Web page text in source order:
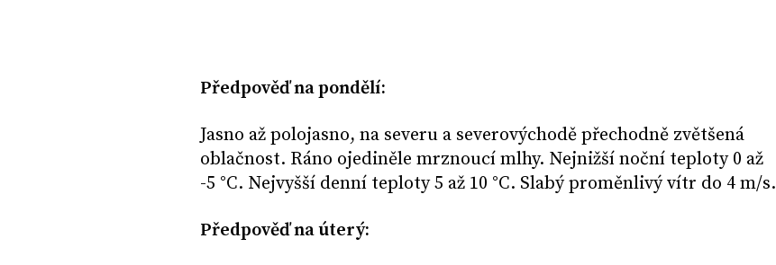
Předpověď na pondělí:
Jasno až polojasno, na severu a severovýchodě přechodně zvětšená
oblačnost. Ráno ojediněle mrznoucí mlhy. Nejnižší noční teploty 0 až
-5 °C. Nejvyšší denní teploty 5 až 10 °C. Slabý proměnlivý vítr do 4 m/s.
Předpověď na úterý: